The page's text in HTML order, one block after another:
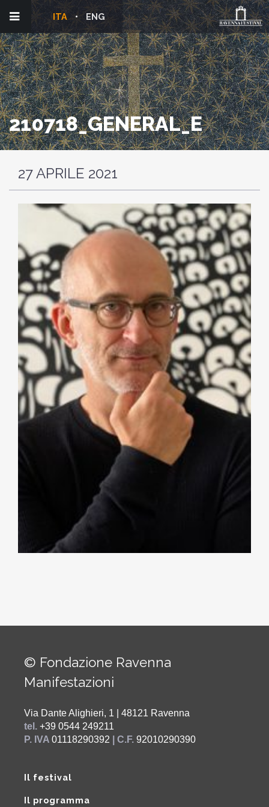
ENG
ITA
210718_GENERAL_E
27 APRILE 2021
© Fondazione Ravenna
Manifestazioni
Via Dante Alighieri, 1 | 48121 Ravenna
tel. +39 0544 249211
P. IVA 01118290392 | C.F. 92010290390
Il festival
Il programma